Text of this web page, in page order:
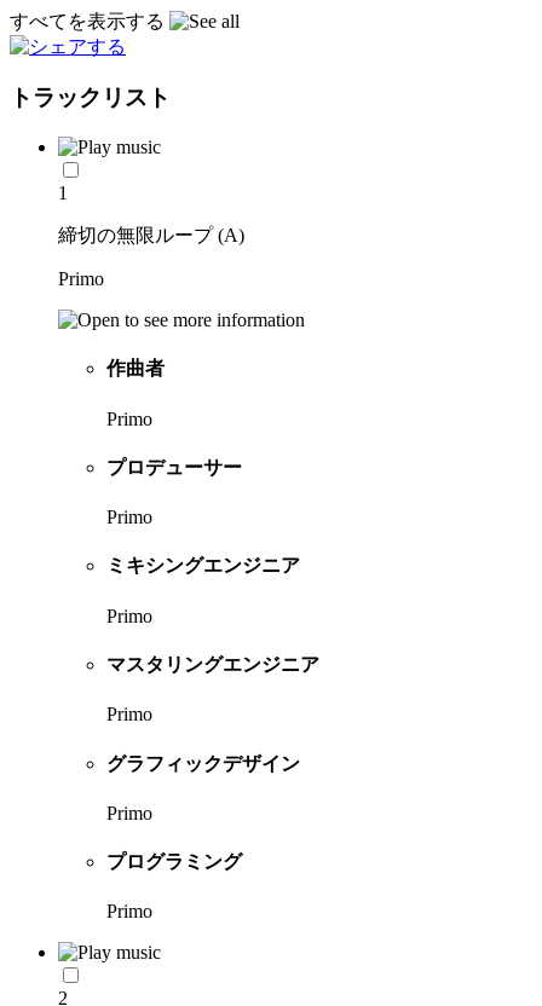
すべてを表示する
トラックリスト
1
締切の無限ループ (A)
Primo
作曲者
Primo
プロデューサー
Primo
ミキシングエンジニア
Primo
マスタリングエンジニア
Primo
グラフィックデザイン
Primo
プログラミング
Primo
2